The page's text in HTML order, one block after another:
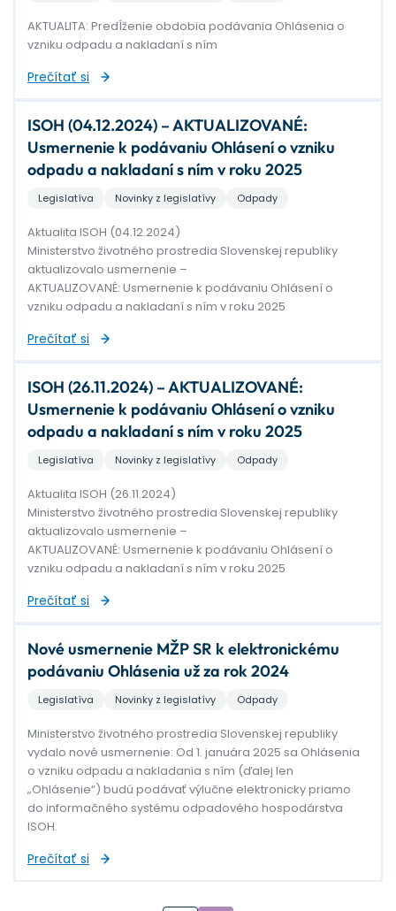
AKTUALITA: Predĺženie obdobia podávania Ohlásenia o
vzniku odpadu a nakladaní s ním
Prečítať si
ISOH (04.12.2024) – AKTUALIZOVANÉ:
Usmernenie k podávaniu Ohlásení o vzniku
odpadu a nakladaní s ním v roku 2025
Legislatíva Novinky z legislatívy Odpady
Aktualita ISOH (04.12.2024)
Ministerstvo životného prostredia Slovenskej republiky
aktualizovalo usmernenie –
AKTUALIZOVANÉ: Usmernenie k podávaniu Ohlásení o
vzniku odpadu a nakladaní s ním v roku 2025
Prečítať si
ISOH (26.11.2024) – AKTUALIZOVANÉ:
Usmernenie k podávaniu Ohlásení o vzniku
odpadu a nakladaní s ním v roku 2025
Legislatíva Novinky z legislatívy Odpady
Aktualita ISOH (26.11.2024)
Ministerstvo životného prostredia Slovenskej republiky
aktualizovalo usmernenie –
AKTUALIZOVANÉ: Usmernenie k podávaniu Ohlásení o
vzniku odpadu a nakladaní s ním v roku 2025
Prečítať si
Nové usmernenie MŽP SR k elektronickému
podávaniu Ohlásenia už za rok 2024
Legislatíva Novinky z legislatívy Odpady
Ministerstvo životného prostredia Slovenskej republiky
vydalo nové usmernenie: Od 1. januára 2025 sa Ohlásenia
o vzniku odpadu a nakladania s ním (ďalej len
„Ohlásenie“) budú podávať výlučne elektronicky priamo
do informačného systému odpadového hospodárstva
ISOH.
Prečítať si